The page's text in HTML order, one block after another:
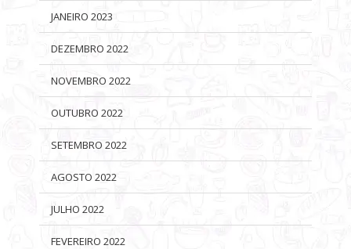
JANEIRO 2023
DEZEMBRO 2022
NOVEMBRO 2022
OUTUBRO 2022
SETEMBRO 2022
AGOSTO 2022
JULHO 2022
FEVEREIRO 2022